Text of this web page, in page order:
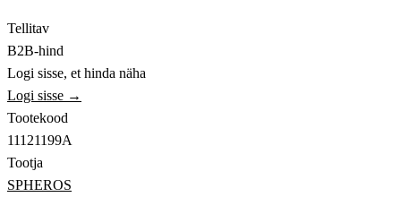
Tellitav
B2B-hind
Logi sisse, et hinda näha
Logi sisse →
Tootekood
11121199A
Tootja
SPHEROS